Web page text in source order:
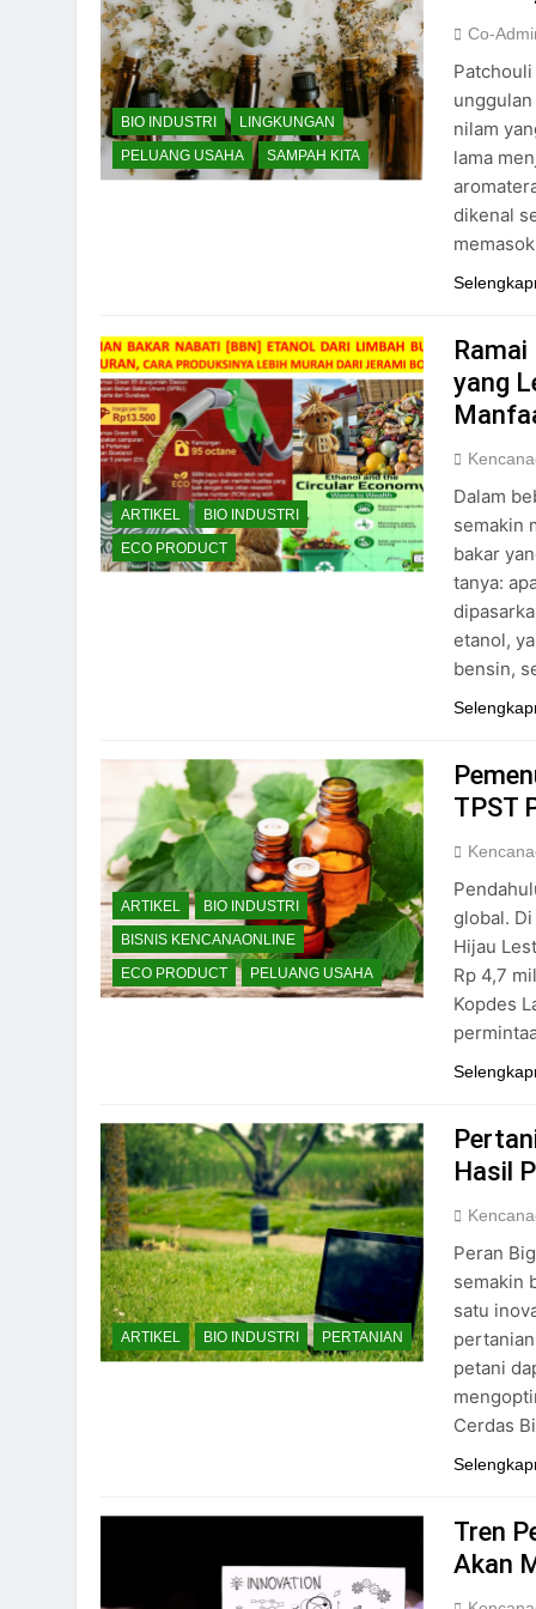
BIO INDUSTRI
LINGKUNGAN
PELUANG USAHA
SAMPAH KITA
Co-
nilam
lama
dikenal
ARTIKEL
BIO INDUSTRI
ECO PRODUCT
yang
Dalam
semakin
bakar
tanya:
etanol,
bensin,
ARTIKEL
BIO INDUSTRI
BISNIS KENCANAONLINE
ECO PRODUCT
PELUANG USAHA
TPST
global.
Hijau
Rp 4,7
Kopdes
ARTIKEL BIO INDUSTRI PERTANIAN
Hasil
Peran
semakin
satu
petani
Cerdas
Tren
Akan